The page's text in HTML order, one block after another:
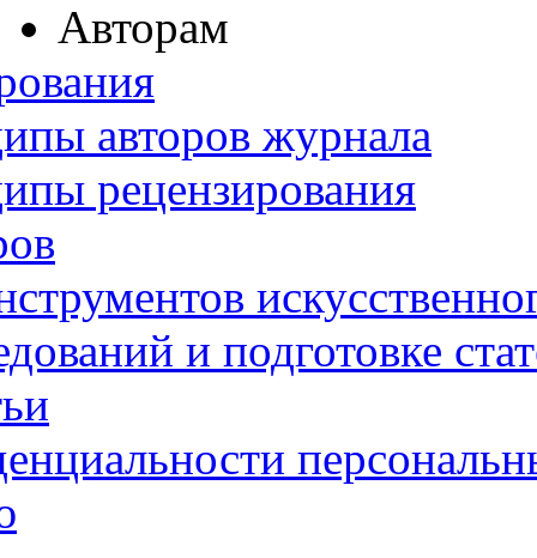
Авторам
авторов журнала
рецензирования
и подготовке